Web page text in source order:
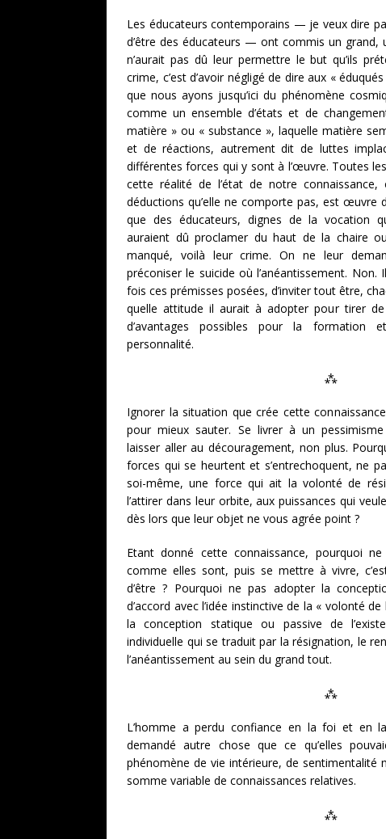
Les éducateurs contemporains — je veux dire
d’être des éducateurs — ont commis un grand,
n’aurait pas dû leur permettre le but qu’ils
crime, c’est d’avoir négligé de dire aux «
que nous ayons jusqu’ici du phénomène
comme un ensemble d’états et de
matière » ou « substance », laquelle matière
et de réactions, autrement dit de luttes
différentes forces qui y sont à l’œuvre. Toutes
cette réalité de l’état de notre
déductions qu’elle ne comporte pas, est œuvre
que des éducateurs, dignes de la vocation
auraient dû proclamer du haut de la chaire
manqué, voilà leur crime. On ne leur
préconiser le suicide où l’anéantissement. Non.
fois ces prémisses posées, d’inviter tout être,
quelle attitude il aurait à adopter pour tirer
d’avantages possibles pour la formation
personnalité.
⁂
Ignorer la situation que crée cette
pour mieux sauter. Se livrer à un
laisser aller au découragement, non plus.
forces qui se heurtent et s’entrechoquent, ne
soi-même, une force qui ait la volonté de
l’attirer dans leur orbite, aux puissances qui
dès lors que leur objet ne vous agrée point ?
Etant donné cette connaissance, pourquoi
comme elles sont, puis se mettre à vivre,
d’être ? Pourquoi ne pas adopter la
d’accord avec l’idée instinctive de la « volonté
la conception statique ou passive de
individuelle qui se traduit par la résignation, le
l’anéantissement au sein du grand tout.
⁂
L’homme a perdu confiance en la foi et en
demandé autre chose que ce qu’elles
phénomène de vie intérieure, de sentimentalité
somme variable de connaissances relatives.
⁂